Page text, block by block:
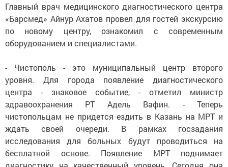
Главный врач медицинского диагностического центра
«Барсмед» Айнур Ахатов провел для гостей экскурсию
по новому центру, ознакомил с современным
оборудованием и специалистами.
- Чистополь - это муниципальный центр второго
уровня. Для города появление диагностического
центра - знаковое событие, - отметил министр
здравоохранения РТ Адель Вафин. - Теперь
чистопольцам не придется ездить в Казань на МРТ и
ждать своей очереди. В рамках госзадания
исследования для больных будут проводиться на
бесплатной основе. Появление МРТ поднимает